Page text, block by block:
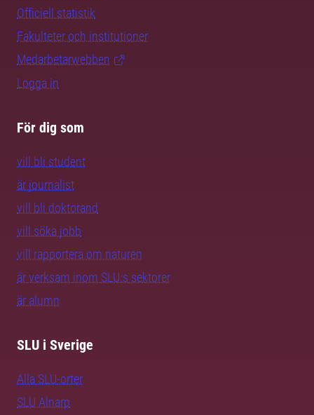
Officiell statistik
Fakulteter och institutioner
Medarbetarwebben
Logga in
För dig som
vill bli student
är journalist
vill bli doktorand
vill söka jobb
vill rapportera om naturen
är verksam inom SLU:s sektorer
är alumn
SLU i Sverige
Alla SLU-orter
SLU Alnarp